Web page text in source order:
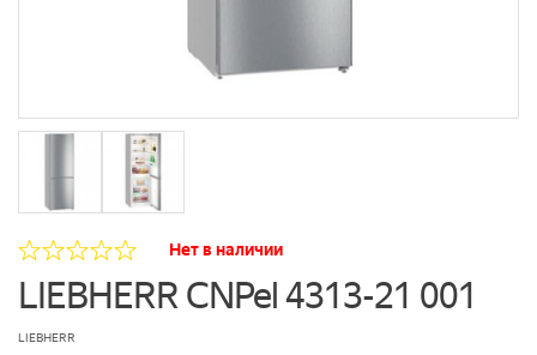
Нет в наличии
LIEBHERR CNPel 4313-21 001
LIEBHERR